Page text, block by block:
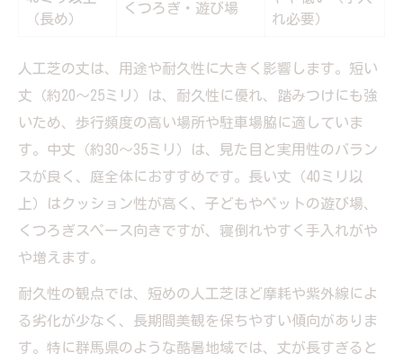
（長め）
くつろぎ・遊び場
れ必要）
人工芝の丈は、用途や耐久性に大きく影響します。短い
丈（約20～25ミリ）は、耐久性に優れ、踏みつけにも強
いため、歩行頻度の高い場所や駐車場脇に適していま
す。中丈（約30～35ミリ）は、見た目と実用性のバラン
スが良く、庭全体におすすめです。長い丈（40ミリ以
上）はクッション性が高く、子どもやペットの遊び場、
くつろぎスペース向きですが、寝倒れやすく手入れがや
や増えます。
耐久性の観点では、短めの人工芝ほど摩耗や紫外線によ
る劣化が少なく、長期間美観を保ちやすい傾向がありま
す。特に群馬県のような酷暑地域では、丈が長すぎると